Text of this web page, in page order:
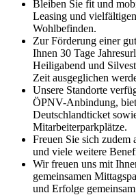
Bleiben Sie fit und
Leasing und
Wohlbefinden.
Zur Förderung einer
Ihnen 30 Tage
Heiligabend und
Zeit ausgeglichen
Unsere Standorte
ÖPNV-Anbindung,
Deutschlandticket
Mitarbeiterparkplätze.
Freuen Sie sich zudem
und viele weitere
Wir freuen uns mit
gemeinsamen
und Erfolge